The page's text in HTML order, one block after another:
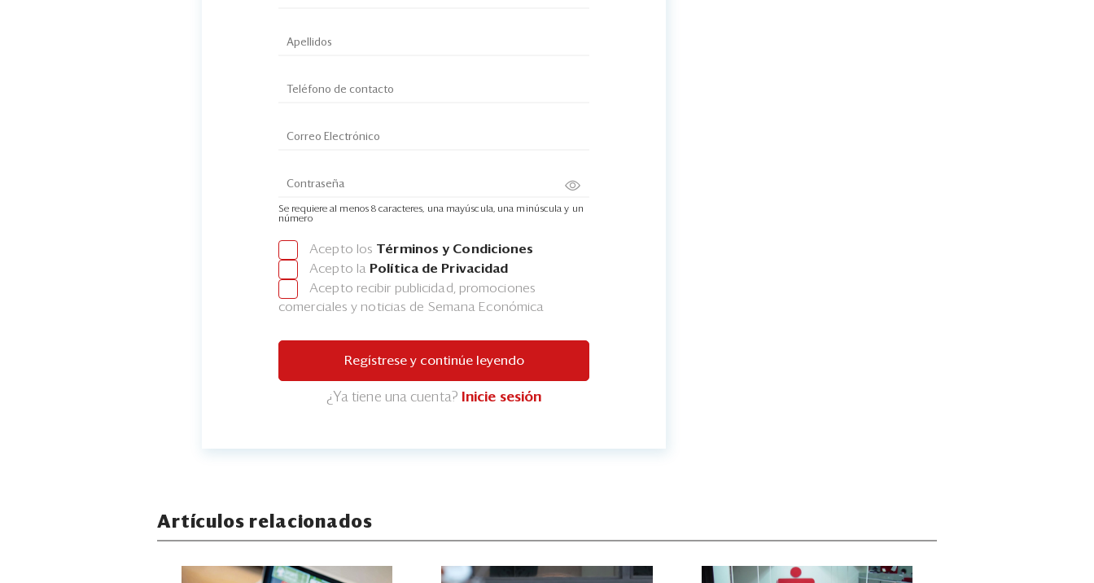
Se requiere al menos 8 caracteres, una mayúscula, una minúscula y un
número
Acepto los Términos y Condiciones
Acepto la Política de Privacidad
Acepto recibir publicidad, promociones
comerciales y noticias de Semana Económica
Regístrese y continúe leyendo
¿Ya tiene una cuenta? Inicie sesión
Artículos relacionados